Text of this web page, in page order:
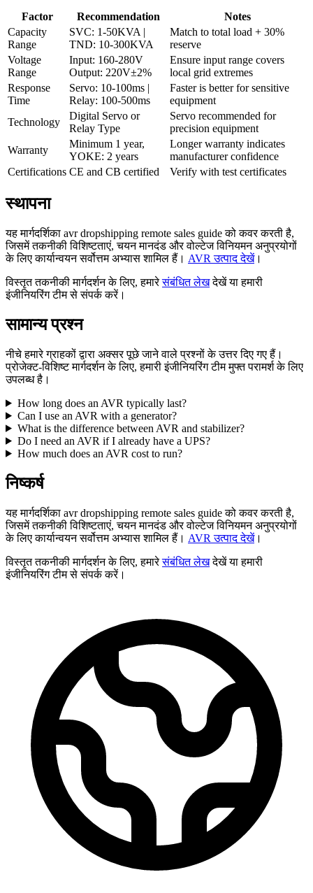
Factor Recommendation
Notes
Capacity
Range
SVC: 1-50KVA |
TND: 10-300KVA
Match to total load + 30%
reserve
Voltage
Range
Input: 160-280V
Output: 220V±2%
Ensure input range covers
local grid extremes
Response
Time
Servo: 10-100ms |
Relay: 100-500ms
Faster is better for sensitive
equipment
Technology
Digital Servo or
Relay Type
Servo recommended for
precision equipment
Warranty
Minimum 1 year,
YOKE: 2 years
Longer warranty indicates
manufacturer confidence
Certifications CE and CB certified Verify with test certificates
स्थापना
यह मार्गदर्शिका avr dropshipping remote sales guide को कवर करती है,
जिसमें तकनीकी विशिष्टताएं, चयन मानदंड और वोल्टेज विनियमन अनुप्रयोगों
के लिए कार्यान्वयन सर्वोत्तम अभ्यास शामिल हैं। AVR उत्पाद देखें।
विस्तृत तकनीकी मार्गदर्शन के लिए, हमारेसंबंधित लेखदेखें या हमारी
इंजीनियरिंग टीम से संपर्क करें।
सामान्य प्रश्न
नीचे हमारे ग्राहकों द्वारा अक्सर पूछे जाने वाले प्रश्नों के उत्तर दिए गए हैं।
प्रोजेक्ट-विशिष्ट मार्गदर्शन के लिए, हमारी इंजीनियरिंग टीम मुफ्त परामर्श के लिए
उपलब्ध है।
How long does an AVR typically last?
Can I use an AVR with a generator?
What is the difference between AVR and stabilizer?
Do I need an AVR if I already have a UPS?
How much does an AVR cost to run?
निष्कर्ष
यह मार्गदर्शिका avr dropshipping remote sales guide को कवर करती है,
जिसमें तकनीकी विशिष्टताएं, चयन मानदंड और वोल्टेज विनियमन अनुप्रयोगों
के लिए कार्यान्वयन सर्वोत्तम अभ्यास शामिल हैं। AVR उत्पाद देखें।
विस्तृत तकनीकी मार्गदर्शन के लिए, हमारेसंबंधित लेखदेखें या हमारी
इंजीनियरिंग टीम से संपर्क करें।